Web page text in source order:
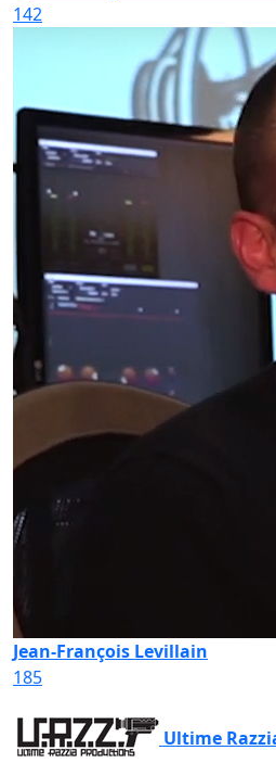
142
Jean-François Levillain
185
Ultime